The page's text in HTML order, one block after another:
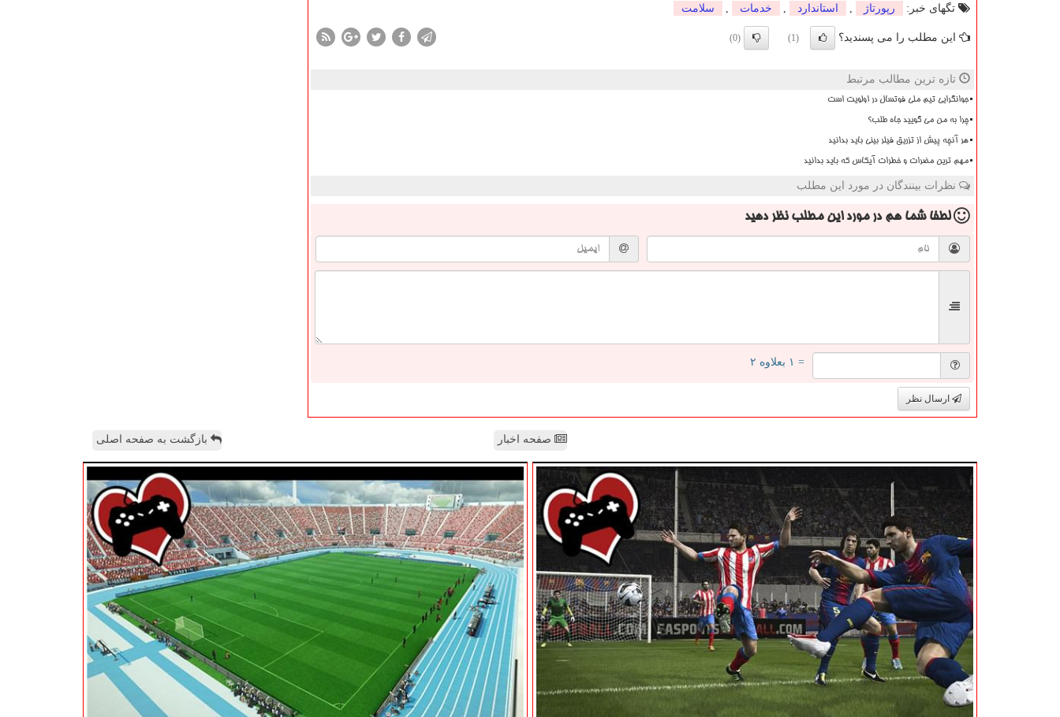
تگهای خبر: رپورتاژ استاندارد خدمات سلامت
این مطلب را می پسندید؟ (1)
(0)
تازه ترین مطالب مرتبط
جوانگرایی تیم ملی فوتسال در اولویت است
چرا به من می گویید جاه طلب؟
هر آنچه پیش از تزریق فیلر بینی باید بدانید
مهم ترین مضرات و خطرات آیکاس که باید بدانید
نظرات بینندگان در مورد این مطلب
لطفا شما همدر مورد این مطلب نظر دهید
= ۱ بعلاوه ۲
ارسال نظر
صفحه اخبار بازگشت به صفحه اصلی